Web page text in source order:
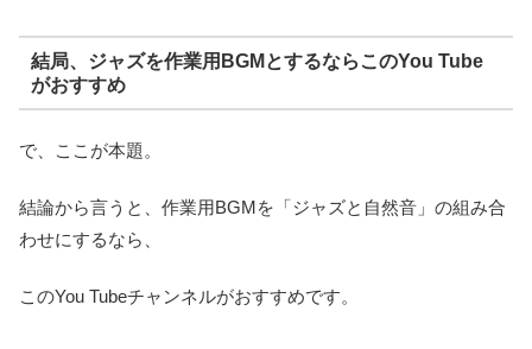
結局、ジャズを作業用BGMとするならこのYou Tube
がおすすめ
で、ここが本題。
結論から言うと、作業用BGMを「ジャズと自然音」の組み合
わせにするなら、
このYou Tubeチャンネルがおすすめです。